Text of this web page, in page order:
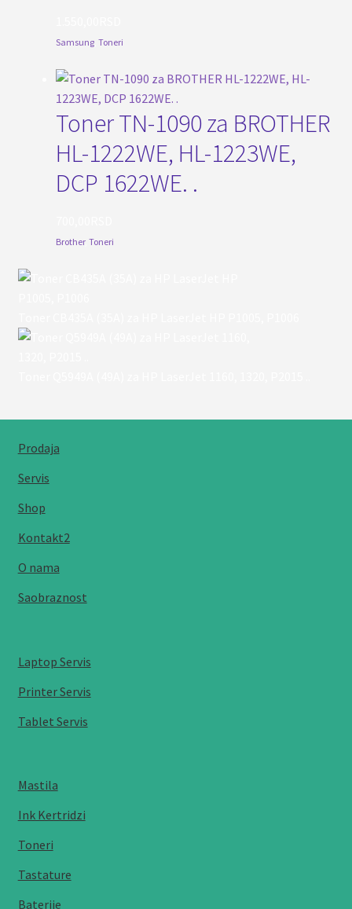
Samsung, Toneri
Toner TN-1090 za BROTHER
HL-1222WE, HL-1223WE,
DCP 1622WE. .
Brother, Toneri
Prodaja
Servis
Shop
Kontakt2
O nama
Saobraznost
Laptop Servis
Printer Servis
Tablet Servis
Mastila
Ink Kertridzi
Toneri
Tastature
Baterije